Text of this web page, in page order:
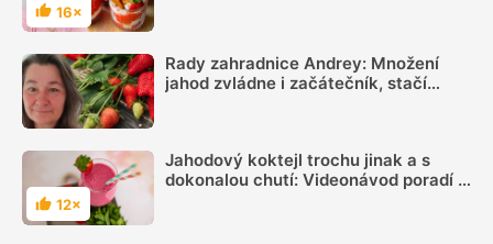
Hodnocení
16×
Rady zahradnice Andrey: Množení
jahod zvládne i začátečník, stačí
Hodnocení
12×
Jahodový koktejl trochu jinak a s
dokonalou chutí: Videonávod poradí s